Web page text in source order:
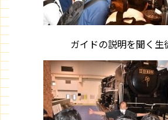
ガイドの説明を聞く